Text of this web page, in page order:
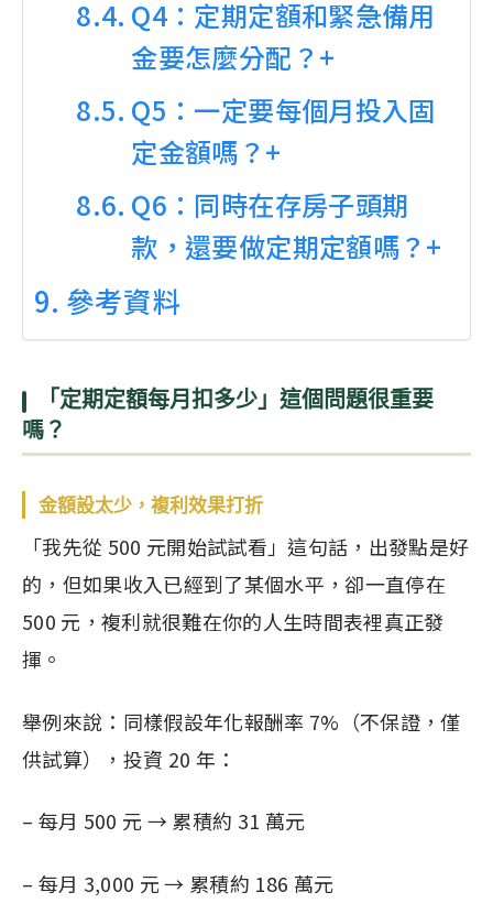
Q4：定期定額和緊急備用
金要怎麼分配？+
Q5：一定要每個月投入固
定金額嗎？+
Q6：同時在存房子頭期
款，還要做定期定額嗎？+
參考資料
「定期定額每月扣多少」這個問題很重要
嗎？
金額設太少，複利效果打折
「我先從 500 元開始試試看」這句話，出發點是好
的，但如果收入已經到了某個水平，卻一直停在
500 元，複利就很難在你的人生時間表裡真正發
揮。
舉例來說：同樣假設年化報酬率 7%（不保證，僅
供試算），投資 20 年：
– 每月 500 元 → 累積約 31 萬元
– 每月 3,000 元 → 累積約 186 萬元